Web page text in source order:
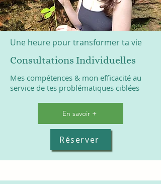
Une heure pour transformer ta vie
Consultations Individuelles
Mes compétences & mon efficacité au
service de tes problématiques ciblées
En savoir +
Réserver